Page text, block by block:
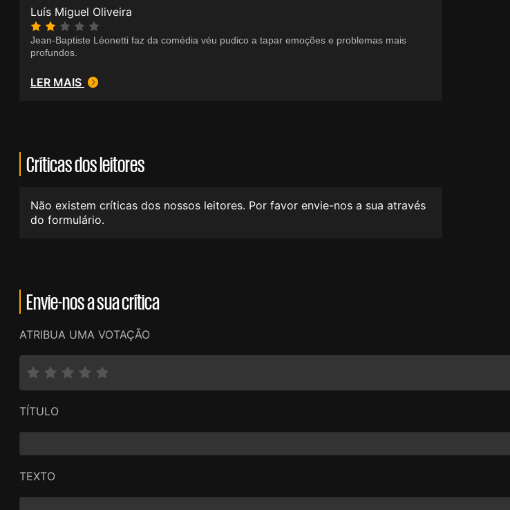
Luís Miguel Oliveira
Jean-Baptiste Léonetti faz da comédia véu pudico a tapar emoções e problemas mais
profundos.
LER MAIS
Críticas dos leitores
Não existem críticas dos nossos leitores. Por favor envie-nos a sua através
do formulário.
Envie-nos a sua crítica
ATRIBUA UMA VOTAÇÃO
TÍTULO
TEXTO